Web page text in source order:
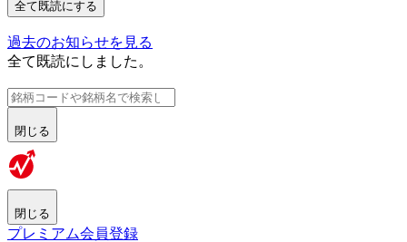
全て既読にする
過去のお知らせを見る
全て既読にしました。
閉じる
閉じる
プレミアム会員登録